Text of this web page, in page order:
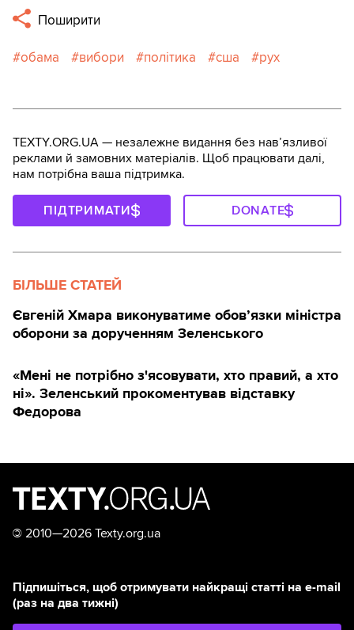
Поширити
обама вибори політика сша рух
TEXTY.ORG.UA — незалежне видання без навʼязливої
реклами й замовних матеріалів. Щоб працювати далі,
нам потрібна ваша підтримка.
ПІДТРИМАТИ DONATE
БІЛЬШЕ СТАТЕЙ
Євгеній Хмара виконуватиме обов’язки міністра
оборони за дорученням Зеленського
«Мені не потрібно з'ясовувати, хто правий, а хто
ні». Зеленський прокоментував відставку
Федорова
© 2010—2026 Texty.org.ua
Підпишіться, щоб отримувати найкращі статті на e-mail
(раз на два тижні)